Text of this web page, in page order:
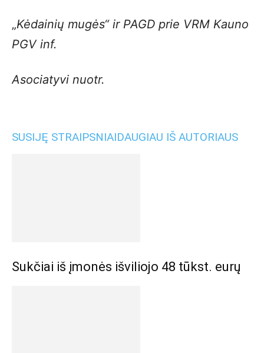
„Kėdainių mugės“ ir PAGD prie VRM Kauno
PGV inf.
Asociatyvi nuotr.
SUSIJĘ STRAIPSNIAIDAUGIAU IŠ AUTORIAUS
Sukčiai iš įmonės išviliojo 48 tūkst. eurų